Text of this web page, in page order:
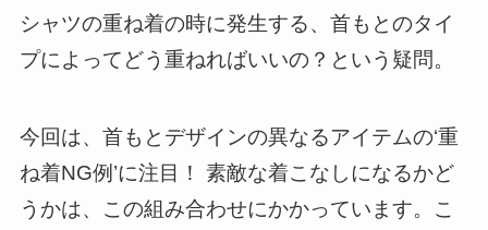
シャツの重ね着の時に発生する、首もとのタイ
プによってどう重ねればいいの？という疑問。
今回は、首もとデザインの異なるアイテムの‘重
ね着NG例’に注目！ 素敵な着こなしになるかど
うかは、この組み合わせにかかっています。こ